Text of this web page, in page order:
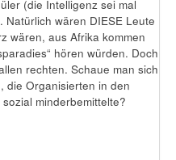
(die Intelligenz sei mal
wären DIESE Leute
wären, aus Afrika kommen
hören würden. Doch
rechten. Schaue man sich
die Organisierten in den
minderbemittelte?